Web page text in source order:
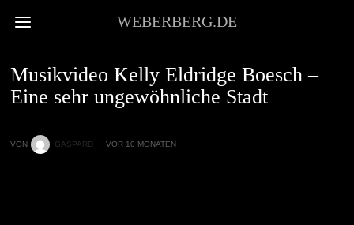
WEBERBERG.DE
Musikvideo Kelly Eldridge Boesch –
Eine sehr ungewöhnliche Stadt
VON GASPARD VOR 10 MONATEN